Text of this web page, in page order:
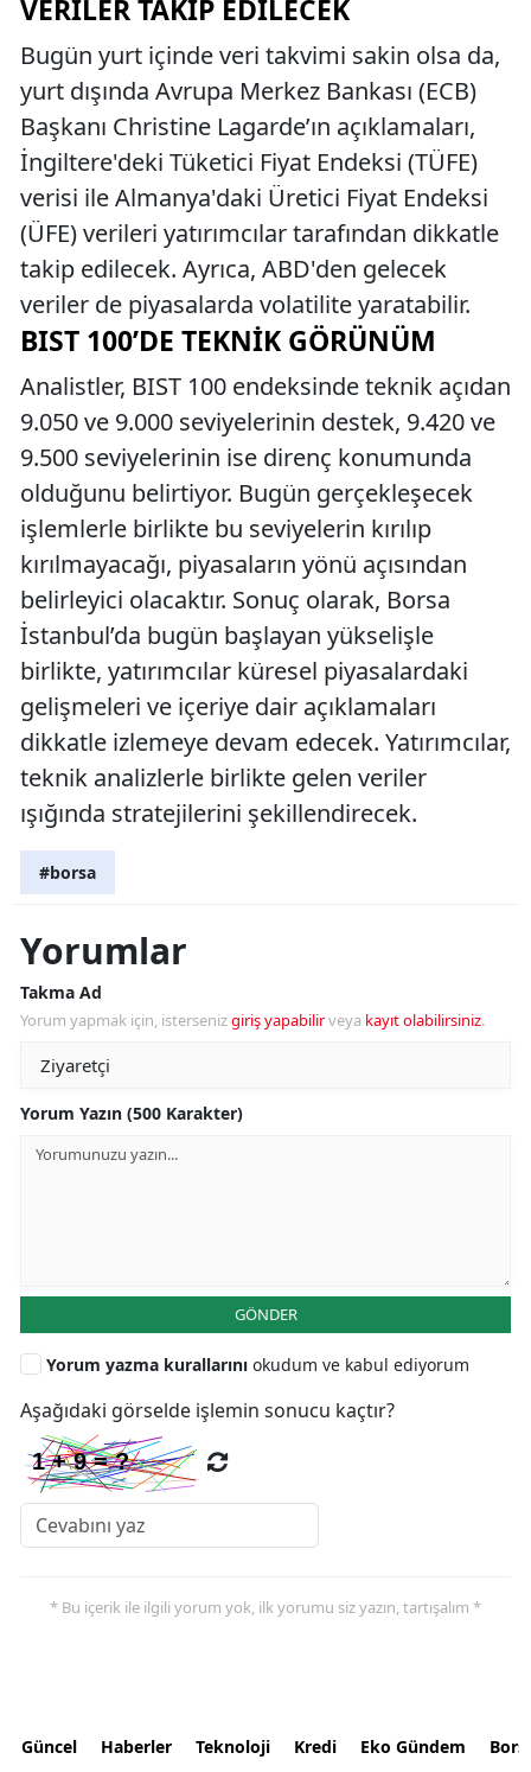
VERILER TAKIP EDILECEK
Bugün yurt içinde veri takvimi sakin olsa da,
yurt dışında Avrupa Merkez Bankası (ECB)
Başkanı Christine Lagarde’ın açıklamaları,
İngiltere'deki Tüketici Fiyat Endeksi (TÜFE)
verisi ile Almanya'daki Üretici Fiyat Endeksi
(ÜFE) verileri yatırımcılar tarafından dikkatle
takip edilecek. Ayrıca, ABD'den gelecek
veriler de piyasalarda volatilite yaratabilir.
BIST 100’DE TEKNIK GÖRÜNÜM
Analistler, BIST 100 endeksinde teknik açıdan
9.050 ve 9.000 seviyelerinin destek, 9.420 ve
9.500 seviyelerinin ise direnç konumunda
olduğunu belirtiyor. Bugün gerçekleşecek
işlemlerle birlikte bu seviyelerin kırılıp
kırılmayacağı, piyasaların yönü açısından
belirleyici olacaktır. Sonuç olarak, Borsa
İstanbul’da bugün başlayan yükselişle
birlikte, yatırımcılar küresel piyasalardaki
gelişmeleri ve içeriye dair açıklamaları
dikkatle izlemeye devam edecek. Yatırımcılar,
teknik analizlerle birlikte gelen veriler
ışığında stratejilerini şekillendirecek.
#borsa
Yorumlar
Takma Ad
Yorum yapmak için, istersenizgiriş yapabilirveya kayıt olabilirsiniz.
Yorum Yazın (500 Karakter)
GÖNDER
Yorum yazma kurallarını okudum ve kabul ediyorum
Aşağıdaki görselde işlemin sonucu kaçtır?
* Bu içerik ile ilgili yorum yok, ilk yorumu siz yazın, tartışalım *
Güncel Haberler Teknoloji Kredi Eko Gündem